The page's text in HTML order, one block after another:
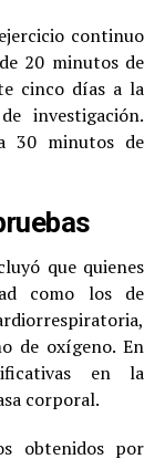
continuo
20 minutos de
cinco días a la
investigación.
30 minutos de
que quienes
como los de
de oxígeno. En
en la
corporal.
obtenidos por